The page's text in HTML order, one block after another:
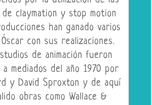
claymation y stop motion
han ganado varios
con sus realizaciones.
de animación fueron
a mediados del año 1970 por
y David Sproxton y de aquí
obras como Wallace &